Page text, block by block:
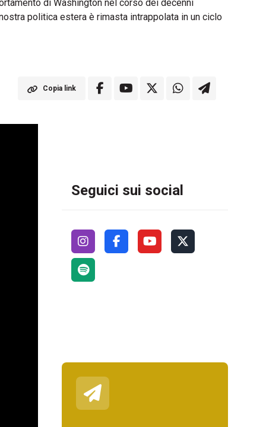
di Washington nel corso dei decenni
politica estera è rimasta intrappolata in un ciclo
Copia link
Seguici sui social